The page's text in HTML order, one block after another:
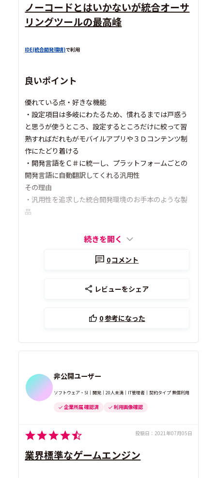
ノーコードとはいかないが統合オーサ
リングツールの最高峰
IDE(統合開発環境)で利用
良いポイント
優れている点・好きな機能
・設定項目は多岐にわたるため、慣れるまでは戸惑う
と思うが使うところ、設定するところだけに絞って習
熟すればだれもがモバイルアプリや３Ｄコンテンツ制
作にたどり着ける
・開発言語をＣ＃に統一し、プラットフォームごとの
開発言語に自動翻訳してくれる汎用性
その理由
・汎用性を追求した統合開発環境のお手本のような製
品
続きを開く
0コメント
レビューをシェア
0参考になった
非公開ユーザー
ソフトウェア・SI｜開発｜20人未満｜IT管理者｜契約タイプ 無償利用
企業所属 確認済 利用画像確認
投稿日： 2021年07月05日
業界標準なゲームエンジン